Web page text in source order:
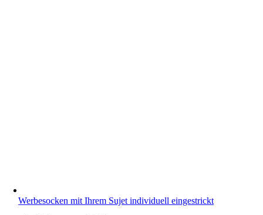
Werbesocken mit Ihrem Sujet individuell eingestrickt